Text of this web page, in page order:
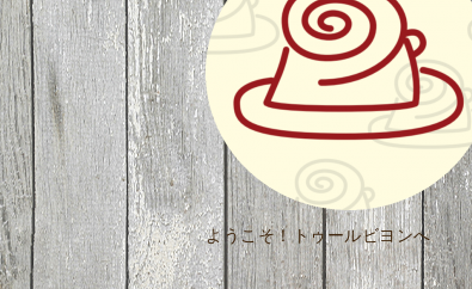
ようこそ！トゥールビヨンへ